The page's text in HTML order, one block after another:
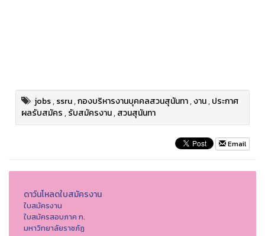
jobs,ssru,กองบริหารงานบุคคลสวนสุนันทา,งาน,ประกาศ
ผลรับสมัคร,รับสมัครงาน,สวนสุนันทา
Email
ดาว์นโหลดใบสมัครงาน
ใบสมัครงาน
ใบสมัครสอบภาค ก.
มหาวิทยาลัยราชภัฏ